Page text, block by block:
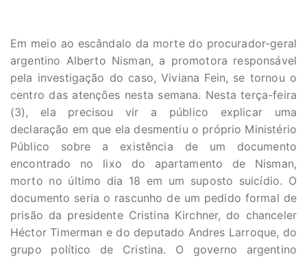
Em meio ao escândalo da morte do procurador-geral
argentino Alberto Nisman, a promotora responsável
pela investigação do caso, Viviana Fein, se tornou o
centro das atenções nesta semana. Nesta terça-feira
(3), ela precisou vir a público explicar uma
declaração em que ela desmentiu o próprio Ministério
Público sobre a existência de um documento
encontrado no lixo do apartamento de Nisman,
morto no último dia 18 em um suposto suicídio. O
documento seria o rascunho de um pedido formal de
prisão da presidente Cristina Kirchner, do chanceler
Héctor Timerman e do deputado Andres Larroque, do
grupo político de Cristina. O governo argentino